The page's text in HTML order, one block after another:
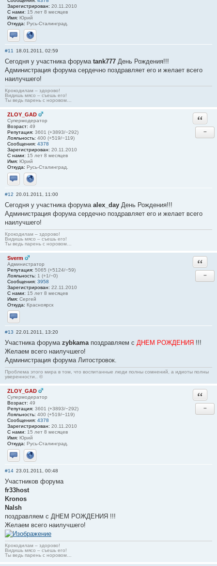
Зарегистрирован: 20.11.2010
С нами: 15 лет 8 месяцев
Имя: Юрий
Откуда: Русь-Сталинград.
Отправить личное сообщение
Сайт
#11 18.01.2011, 02:59
Сегодня у участника форума tank777 День Рождения!!!
Администрация форума сердечно поздравляет его и желает всего
наилучшего!
Крокодилам – здорово!
Видишь мясо – съешь его!
Ты ведь парень с норовом…
ZLOY_GAD
Супермодератор
Возраст: 49
Репутация: 3601 (+3893/−292)
Лояльность: 400 (+519/−119)
Сообщения: 4378
Зарегистрирован: 20.11.2010
С нами: 15 лет 8 месяцев
Имя: Юрий
Откуда: Русь-Сталинград.
Отправить личное сообщение
Сайт
−
#12 20.01.2011, 11:00
Сегодня у участника форума alex_day День Рождения!!!
Администрация форума сердечно поздравляет его и желает всего
наилучшего!
Крокодилам – здорово!
Видишь мясо – съешь его!
Ты ведь парень с норовом…
Sverm
Администратор
Репутация: 5065 (+5124/−59)
Лояльность: 1 (+1/−0)
Сообщения: 3958
Зарегистрирован: 22.11.2010
С нами: 15 лет 8 месяцев
Имя: Сергей
Откуда: Красноярск
Отправить личное сообщение
−
#13 22.01.2011, 13:20
Участника форумаzybkamaпоздравляем с ДНЕМ РОЖДЕНИЯ !!!
Желаем всего наилучшего!
Администрация форума Литостровок.
Проблема этого мира в том, что воспитанные люди полны сомнений, а идиоты полны
уверенности.. ©
ZLOY_GAD
Супермодератор
Возраст: 49
Репутация: 3601 (+3893/−292)
Лояльность: 400 (+519/−119)
Сообщения: 4378
Зарегистрирован: 20.11.2010
С нами: 15 лет 8 месяцев
Имя: Юрий
Откуда: Русь-Сталинград.
Отправить личное сообщение
Сайт
−
#14 23.01.2011, 00:48
Участников форума
fr33host
Kronos
Nalsh
поздравляем с ДНЕМ РОЖДЕНИЯ !!!
Желаем всего наилучшего!
Крокодилам – здорово!
Видишь мясо – съешь его!
Ты ведь парень с норовом…